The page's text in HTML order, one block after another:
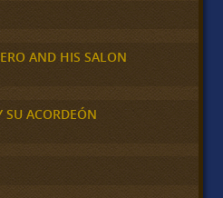
AND HIS SALON
ACORDEÓN